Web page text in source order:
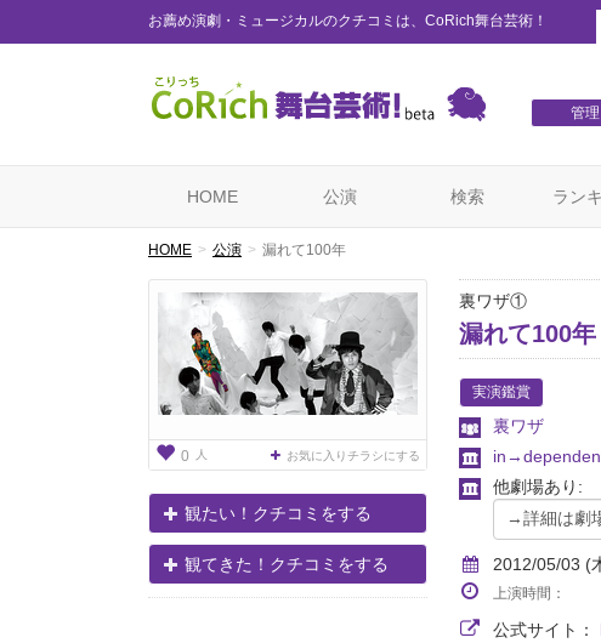
お薦め演劇・ミュージカルのクチコミは、CoRich舞台芸術！
管
HOME 公演 検索 ラン
HOME 公演 漏れて100年
0 人 お気に入りチラシにする
観たい！クチコミをする
観てきた！クチコミをする
裏ワザ①
漏れて100年
実演鑑賞
裏ワザ
他劇場あり:
2012/05/03 (
上演時間：
公式サイト：